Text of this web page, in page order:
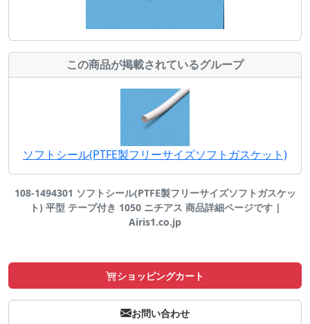
この商品が掲載されているグループ
ソフトシール(PTFE製フリーサイズソフトガスケット)
108-1494301 ソフトシール(PTFE製フリーサイズソフトガスケッ
ト) 平型 テープ付き 1050 ニチアス 商品詳細ページです |
Airis1.co.jp
ショッピングカート
お問い合わせ